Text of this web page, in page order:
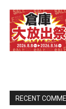
RECENT